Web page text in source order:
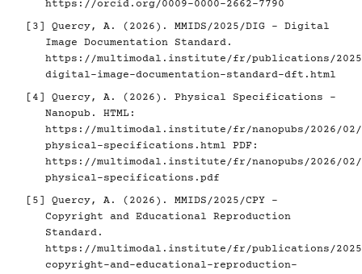
https://orcid.org/0009-0000-2662-7790
[3]
Quercy, A. (2026). MMIDS/2025/DIG - Digital
Image Documentation Standard.
https://multimodal.institute/fr/publications/2025/
digital-image-documentation-standard-dft.html
[4]
Quercy, A. (2026). Physical Specifications -
Nanopub. HTML:
https://multimodal.institute/fr/nanopubs/2026/02/
physical-specifications.html PDF:
https://multimodal.institute/fr/nanopubs/2026/02/
physical-specifications.pdf
[5]
Quercy, A. (2026). MMIDS/2025/CPY -
Copyright and Educational Reproduction
Standard.
https://multimodal.institute/fr/publications/2025/
copyright-and-educational-reproduction-